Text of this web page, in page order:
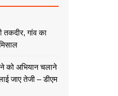
तकदीर, गांव का
को अभियान चलाने
जाए तेजी – डीएम